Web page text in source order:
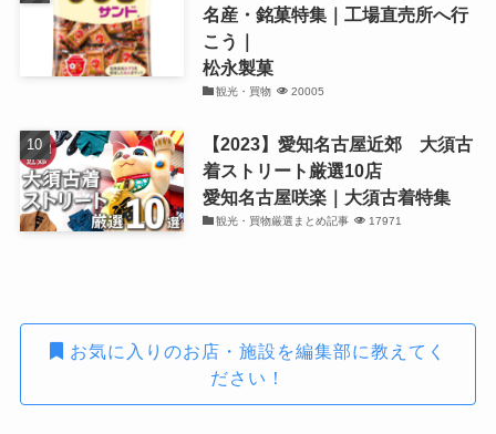
名産・銘菓特集｜工場直売所へ行
こう｜
松永製菓
観光・買物 20005
【2023】愛知名古屋近郊 大須古
着ストリート厳選10店
愛知名古屋咲楽｜大須古着特集
観光・買物厳選まとめ記事 17971
お気に入りのお店・施設を編集部に教えてく
ださい！